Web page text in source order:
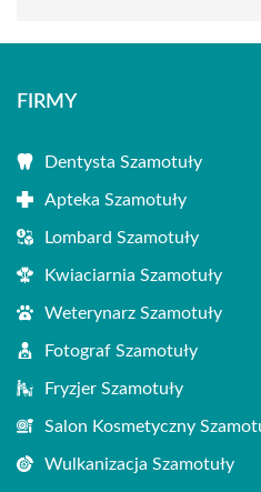
FIRMY
Dentysta Szamotuły
Apteka Szamotuły
Lombard Szamotuły
Kwiaciarnia Szamotuły
Weterynarz Szamotuły
Fotograf Szamotuły
Fryzjer Szamotuły
Salon Kosmetyczny
Wulkanizacja Szamotuły